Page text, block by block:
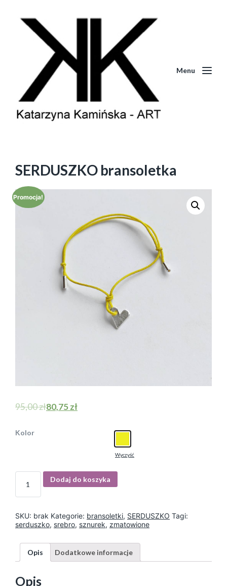
Menu
SERDUSZKO bransoletka
Promocja!
95,00zł80,75zł
Kolor
Wyczyść
I
ś
Dodaj do koszyka
SKU: brak Kategorie: bransoletki, SERDUSZKO Tagi:
serduszko, srebro, sznurek, zmatowione
Opis Dodatkowe informacje
Opis